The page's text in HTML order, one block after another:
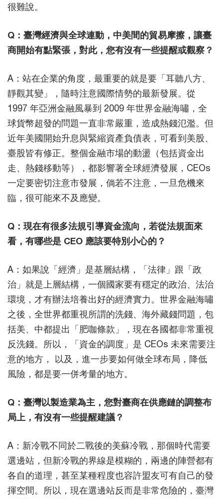
很難說。
Q：臺灣經濟與全球連動，中美間的貿易摩擦，讓臺
商開始有點緊張，對此，您有沒有一些提醒或觀察？
A：站在企業的角度，最重要的就是要「耳聽八方、
靜觀其變」，隨時注意國際情勢的最新發展。從
1997 年亞洲金融風暴到 2009 年世界金融海嘯，全
球貨幣超發的問題一直非常嚴重，造成熱錢氾濫。但
近年美國開始升息與緊縮資產負債表，可看到美股、
臺股皆有修正。整個金融市場的動盪（包括資金出
走、熱錢移動等），都影響著全球經濟發展，CEOs
一定要密切注意市發展，倘若不注意，一旦危機來
臨，很可能來不及應變。
Q：現在有很多法規引導資金流向，若從法規面來
看，有哪些是 CEO 應該要特別小心的？
A：如果說「經濟」是基層結構，「法律」跟「政
治」就是上層結構，一個國家要有穩定的政治、法治
環境，才有辦法培養出好的經濟實力。世界金融海嘯
之後，全世界都重視所謂的洗錢、海外藏錢問題，包
括美、中都提出「肥咖條款」，現在各國都非常重視
反洗錢。所以，「資金的調度」是 CEOs 未來需要注
意的地方， 以及，進一步要如何做全球布局，降低
風險，都是要一併考量的地方。
Q：臺灣以製造業為主，您對臺商在供應鏈的調整布
局上，有沒有一些提醒建議？
A：新冷戰不同於二戰後的美蘇冷戰，那個時代需要
選邊站，但新冷戰的界線是模糊的，兩邊的陣營都有
各自的道理，甚至某種程度也容許盟友可有自己的發
揮空間。所以，現在選邊站反而是非常危險的，臺灣